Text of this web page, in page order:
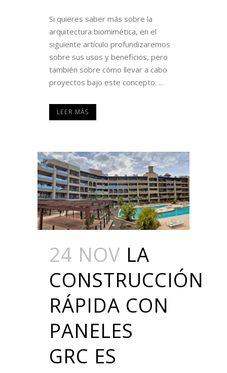
Si quieres saber más sobre la
arquitectura biomimética, en el
siguiente artículo profundizaremos
sobre sus usos y beneficios, pero
también sobre cómo llevar a cabo
proyectos bajo este concepto. ...
LEER MÁS
24 NOV LA
CONSTRUCCIÓN
RÁPIDA CON
PANELES
GRC ES